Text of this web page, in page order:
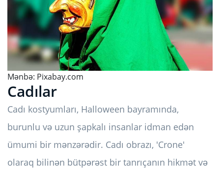
Mənbə: Pixabay.com
Cadılar
Cadı kostyumları, Halloween bayramında,
burunlu və uzun şapkalı insanlar idman edən
ümumi bir mənzərədir. Cadı obrazı, 'Crone'
olaraq bilinən bütpərəst bir tanrıçanın hikmət və